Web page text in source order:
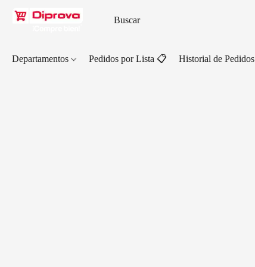
Departamentos Pedidos por Lista 📋 Historial de Pedidos